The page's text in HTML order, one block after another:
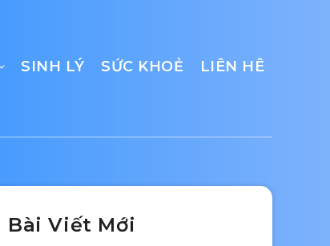
SINH LÝ SỨC KHOẺ LIÊN HÊ
Bài Viết Mới